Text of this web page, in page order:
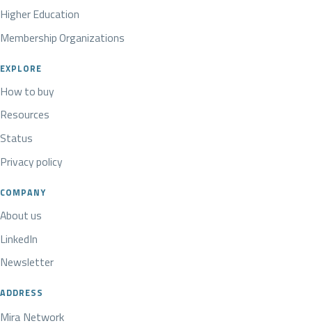
Higher Education
Membership Organizations
EXPLORE
How to buy
Resources
Status
Privacy policy
COMPANY
About us
LinkedIn
Newsletter
ADDRESS
Mira Network